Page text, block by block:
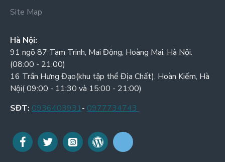
Site Map
Hà Nội:
91 ngõ 87 Tam Trinh, Mai Động, Hoàng Mai, Hà Nội.
(08:00 - 21:00)
16 Trần Hưng Đạo(khu tập thể Địa Chất), Hoàn Kiếm, Hà
Nội( 09:00 - 11:30 và 15:00 - 21:00)
SĐT: 0936403931- 0977734743